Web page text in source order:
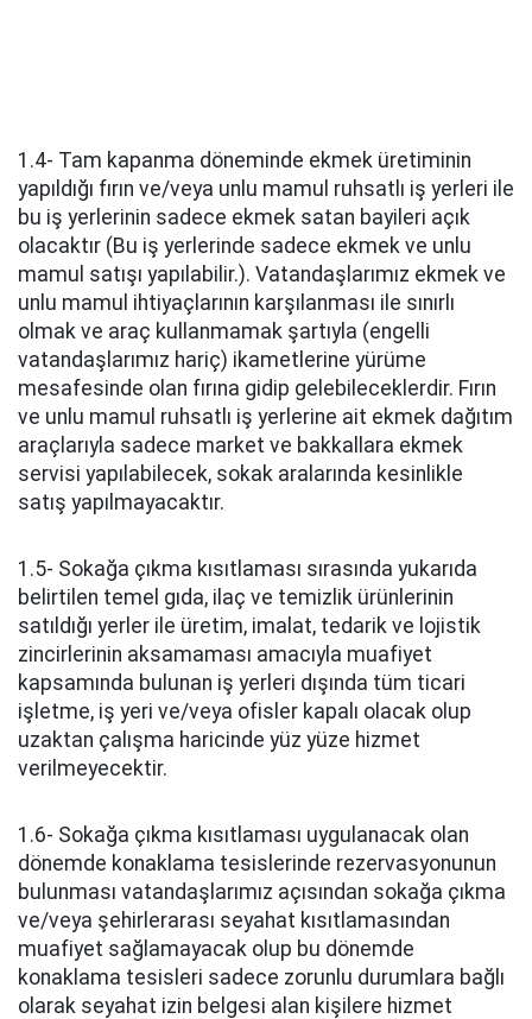
1.4- Tam kapanma döneminde ekmek üretiminin
yapıldığı fırın ve/veya unlu mamul ruhsatlı iş yerleri ile
bu iş yerlerinin sadece ekmek satan bayileri açık
olacaktır (Bu iş yerlerinde sadece ekmek ve unlu
mamul satışı yapılabilir.). Vatandaşlarımız ekmek ve
unlu mamul ihtiyaçlarının karşılanması ile sınırlı
olmak ve araç kullanmamak şartıyla (engelli
vatandaşlarımız hariç) ikametlerine yürüme
mesafesinde olan fırına gidip gelebileceklerdir. Fırın
ve unlu mamul ruhsatlı iş yerlerine ait ekmek dağıtım
araçlarıyla sadece market ve bakkallara ekmek
servisi yapılabilecek, sokak aralarında kesinlikle
satış yapılmayacaktır.
1.5- Sokağa çıkma kısıtlaması sırasında yukarıda
belirtilen temel gıda, ilaç ve temizlik ürünlerinin
satıldığı yerler ile üretim, imalat, tedarik ve lojistik
zincirlerinin aksamaması amacıyla muafiyet
kapsamında bulunan iş yerleri dışında tüm ticari
işletme, iş yeri ve/veya ofisler kapalı olacak olup
uzaktan çalışma haricinde yüz yüze hizmet
verilmeyecektir.
1.6- Sokağa çıkma kısıtlaması uygulanacak olan
dönemde konaklama tesislerinde rezervasyonunun
bulunması vatandaşlarımız açısından sokağa çıkma
ve/veya şehirlerarası seyahat kısıtlamasından
muafiyet sağlamayacak olup bu dönemde
konaklama tesisleri sadece zorunlu durumlara bağlı
olarak seyahat izin belgesi alan kişilere hizmet